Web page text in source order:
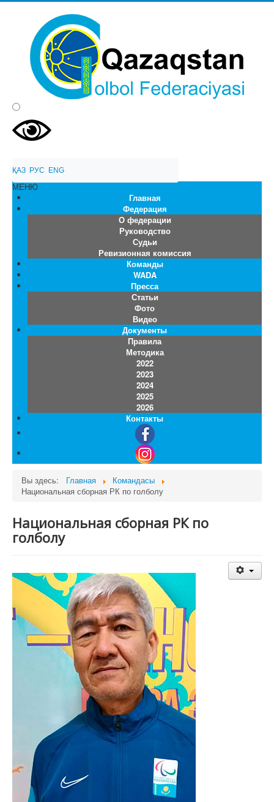
ҚАЗ
  РУС
  ENG
МЕНЮ
Главная
Федерация
О федерации
Руководство
Судьи
Ревизионная комиссия
Команды
WADA
Пресса
Статьи
Фото
Видео
Документы
Правила
Методика
2022
2023
2024
2025
2026
Контакты
Вы здесь: Главная
Командасы
Национальная сборная РК по голболу
Национальная сборная РК по
голболу